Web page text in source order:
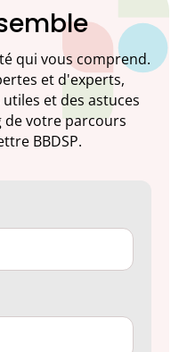
qui vous comprend.
et d'experts,
et des astuces
de votre parcours
BBDSP.